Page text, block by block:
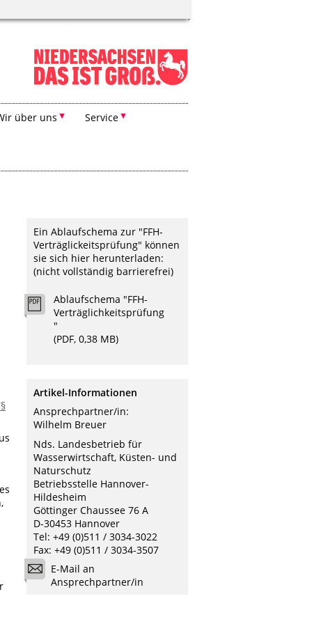
über uns Service
§
Ein Ablaufschema zur "FFH-
Verträglickeitsprüfung" können
sie sich hier herunterladen:
(nicht vollständig barrierefrei)
Ablaufschema "FFH-
Verträglichkeitsprüfung
"
(PDF, 0,38 MB)
Artikel-Informationen
Ansprechpartner/in:
Wilhelm Breuer
Nds. Landesbetrieb für
Wasserwirtschaft, Küsten- und
Naturschutz
Betriebsstelle Hannover-
Hildesheim
Göttinger Chaussee 76 A
D-30453 Hannover
Tel: +49 (0)511 / 3034-3022
Fax: +49 (0)511 / 3034-3507
E-Mail an
Ansprechpartner/in